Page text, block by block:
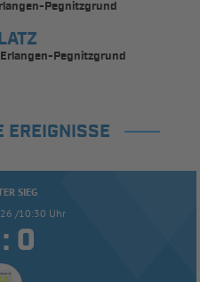
Pegnitzgrund
Pegnitzgrund
EREIGNISSE
SIEG
/10:30 Uhr
: 